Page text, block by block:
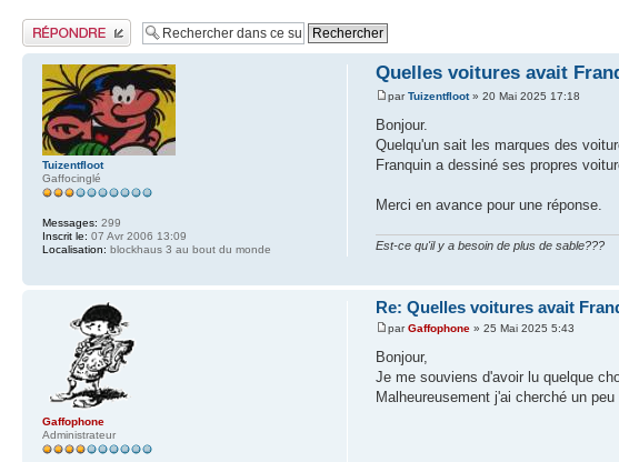
Publier une réponse
Quelles voitures avait
parTuizentfloot» 20 Mai 2025 17:18
Bonjour.
Quelqu'un sait les marques des
Franquin a dessiné ses propres
Merci en avance pour une réponse.
Est-ce qu'il y a besoin de plus de sable???
Tuizentfloot
Gaffocinglé
Messages: 299
Inscrit le: 07 Avr 2006 13:09
Localisation: blockhaus 3 au bout du monde
Re: Quelles voitures avait
parGaffophone » 25 Mai 2025 5:43
Bonjour,
Je me souviens d'avoir lu quelque
Malheureusement j'ai cherché un
Gaffophone
Administrateur